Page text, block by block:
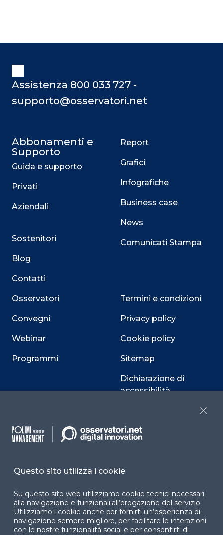
Assistenza 800 033 727 -
supporto@osservatori.net
Abbonamenti e
Supporto
Guida e supporto
Privati
Aziendali
Sostenitori
Blog
Contatti
Osservatori
Convegni
Webinar
Programmi
Report
Grafici
Infografiche
Business case
News
Comunicati Stampa
Termini e condizioni
Privacy policy
Cookie policy
Sitemap
Dichiarazione di
accessibilità
YouTube X
Questo sito utilizza i cookie
Su questo sito web utilizziamo cookie tecnici necessari
alla navigazione e funzionali all’erogazione del servizio.
Utilizziamo i cookie anche per fornirti un’esperienza di
navigazione sempre migliore, per facilitare le interazioni
con le nostre funzionalità social e per consentirti di